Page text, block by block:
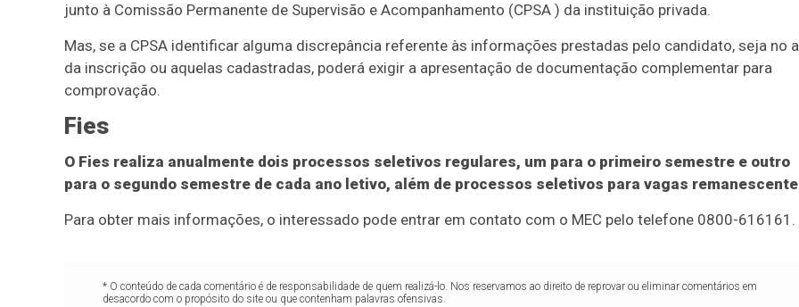
junto à Comissão Permanente de Supervisão e Acompanhamento (CPSA ) da instituição privada.
Mas, se a CPSA identificar alguma discrepância referente às informações prestadas pelo candidato, seja no
da inscrição ou aquelas cadastradas, poderá exigir a apresentação de documentação complementar para
comprovação.
Fies
O Fies realiza anualmente dois processos seletivos regulares, um para o primeiro semestre e outro
para o segundo semestre de cada ano letivo, além de processos seletivos para vagas
Para obter mais informações, o interessado pode entrar em contato com o MEC pelo telefone 0800-616161.
* O conteúdo de cada comentário é de responsabilidade de quem realizá-lo. Nos reservamos ao direito de reprovar ou eliminar comentários em
desacordo com o propósito do site ou que contenham palavras ofensivas.